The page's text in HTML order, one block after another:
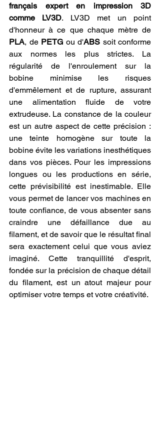
français expert en impression 3D
comme LV3D. LV3D met un point
PLA, de PETG ou d'ABS soit conforme
aux normes les plus strictes. La
régularité de l'enroulement sur la
bobine minimise les risques
d'emmêlement et de rupture, assurant
une alimentation fluide de votre
extrudeuse. La constance de la couleur
est un autre aspect de cette précision :
une teinte homogène sur toute la
bobine évite les variations inesthétiques
dans vos pièces. Pour les impressions
longues ou les productions en série,
cette prévisibilité est inestimable. Elle
vous permet de lancer vos machines en
toute confiance, de vous absenter sans
craindre une défaillance due au
filament, et de savoir que le résultat final
sera exactement celui que vous aviez
imaginé. Cette tranquillité d'esprit,
fondée sur la précision de chaque détail
du filament, est un atout majeur pour
optimiser votre temps et votre créativité.